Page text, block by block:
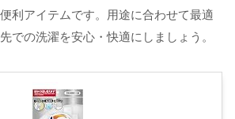
利アイテムです。用途に合わせて最適
での洗濯を安心・快適にしましょう。